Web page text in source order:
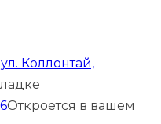
Коллонтай,
Откроется в вашем